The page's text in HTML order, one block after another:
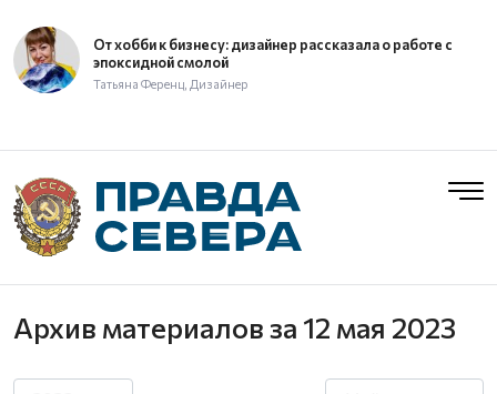
От хобби к бизнесу: дизайнер рассказала о работе с
эпоксидной смолой
Татьяна Ференц, Дизайнер
Архив материаловза 12 мая 2023